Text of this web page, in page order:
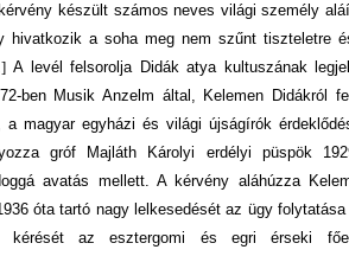
készült számos neves világi személy
hivatkozik a soha meg nem szűnt tiszteletre
A levél felsorolja Didák atya kultuszának
ben Musik Anzelm által, Kelemen Didákról
magyar egyházi és világi újságírók
gróf Majláth Károlyi erdélyi püspök
avatás mellett. A kérvény aláhúzza
óta tartó nagy lelkesedését az ügy
kérését az esztergomi és egri érseki